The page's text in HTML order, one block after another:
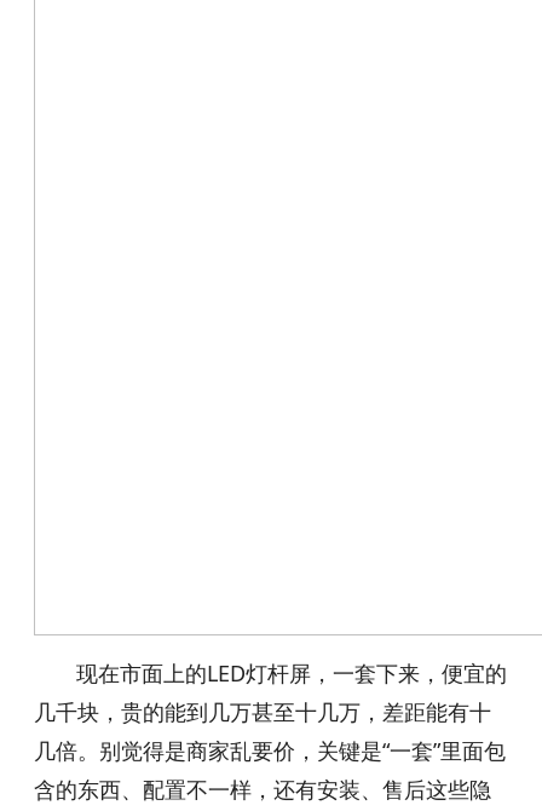
现在市面上的LED灯杆屏，一套下来，便宜的
几千块，贵的能到几万甚至十几万，差距能有十
几倍。别觉得是商家乱要价，关键是“一套”里面包
含的东西、配置不一样，还有安装、售后这些隐